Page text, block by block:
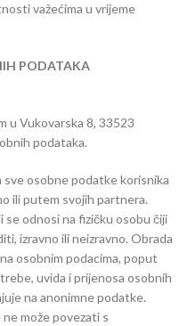
važećima u vrijeme
PODATAKA
u Vukovarska 8, 33523
podataka.
osobne podatke korisnika
ili putem svojih partnera.
odnosi na fizičku osobu čiji
izravno ili neizravno. Obrada
osobnim podacima, poput
uvida i prijenosa osobnih
na anonimne podatke.
može povezati s